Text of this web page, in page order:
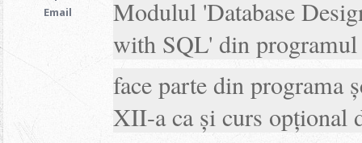
Email
Modulul 'Database
with SQL' din programul
face parte din programa
XII-a ca și curs opțional